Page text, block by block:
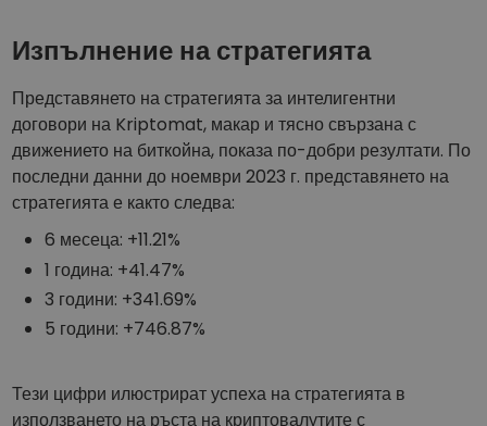
Изпълнение на стратегията
Представянето на стратегията за интелигентни
договори на Kriptomat, макар и тясно свързана с
движението на биткойна, показа по-добри резултати. По
последни данни до ноември 2023 г. представянето на
стратегията е както следва:
6 месеца: +11.21%
1 година: +41.47%
3 години: +341.69%
5 години: +746.87%
Тези цифри илюстрират успеха на стратегията в
използването на ръста на криптовалутите с